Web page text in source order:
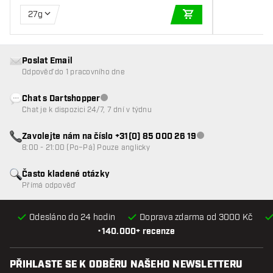
27g
•140.000+ recenze
Odesláno do 24 hodin Doprava zdarma od 3000 Kč
Často kladené otázky
Přímá odpověď
Poslat Email
Odpověď do 1 pracovního dne
Chat s DartshopperZákaznický servis nedostupný
Chat je k dispozici 24/7, 7 dní v týdnu
Zavolejte nám na číslo +31(0) 85 000 26 19Zákaznický servis
8:00 - 21:00 (Po–Pá) Pouze anglicky
PŘIHLASTE SE K ODBĚRU NAŠEHO NEWSLETTERU